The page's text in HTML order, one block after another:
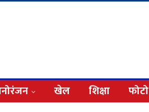
खेल शिक्षा फोटो